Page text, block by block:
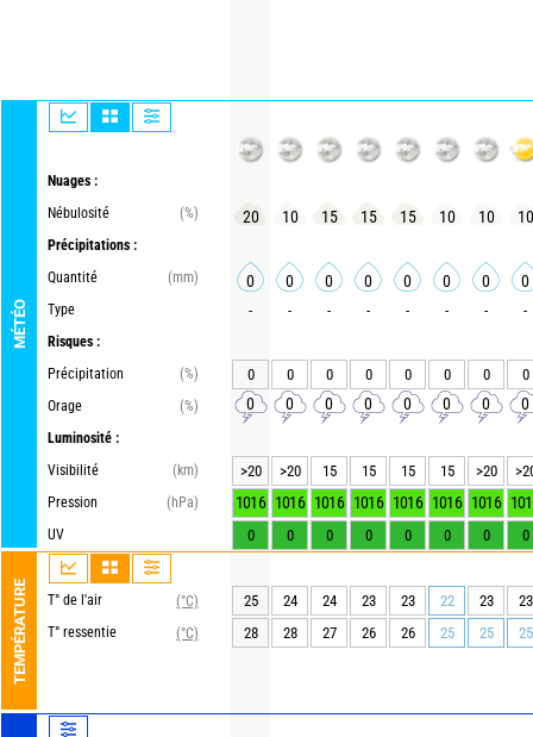
MÉTÉO
Nuages :
Nébulosité
(%)
Précipitations :
Quantité
(mm)
Type
Risques :
Précipitation
(%)
Orage
(%)
Luminosité :
Visibilité
(km)
Pression
(hPa)
UV
TEMPÉRATURE T° de l'air
(°C)
T° ressentie
(°C)
20 10 15 15 15 10 10 10
0 0 0 0 0 0 0 0
- - - - - - - -
0 0 0 0 0 0 0 0
0 0 0 0 0 0 0 0
>20 >20 15 15 15 15 >20
1016 1016 1016 1016 1016 1016 1016
0 0 0 0 0 0 0 0
25 24 24 23 23 22 23
23
28
28 27 26 26 25 25 25